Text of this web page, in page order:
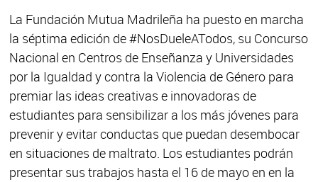
La Fundación Mutua Madrileña ha puesto en marcha
la séptima edición de #NosDueleATodos, su Concurso
Nacional en Centros de Enseñanza y Universidades
por la Igualdad y contra la Violencia de Género para
premiar las ideas creativas e innovadoras de
estudiantes para sensibilizar a los más jóvenes para
prevenir y evitar conductas que puedan desembocar
en situaciones de maltrato. Los estudiantes podrán
presentar sus trabajos hasta el 16 de mayo en en la